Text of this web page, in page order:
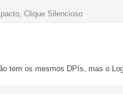
Clique Silencioso
tem os mesmos DPIs, mas o